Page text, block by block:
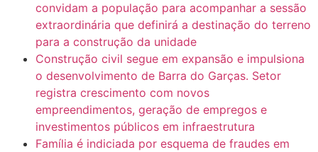
convidam a população para acompanhar a sessão
extraordinária que definirá a destinação do terreno
para a construção da unidade
Construção civil segue em expansão e impulsiona
o desenvolvimento de Barra do Garças. Setor
registra crescimento com novos
empreendimentos, geração de empregos e
investimentos públicos em infraestrutura
Família é indiciada por esquema de fraudes em